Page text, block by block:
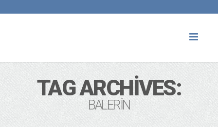
TAG ARCHIVES:
BALERIN